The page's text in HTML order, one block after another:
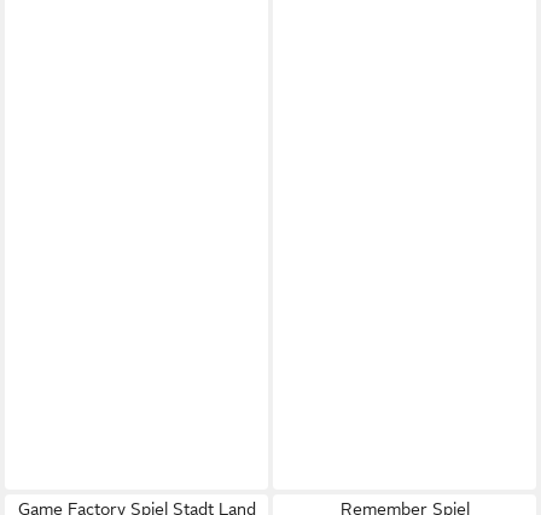
Game Factory Spiel Stadt Land Remember Spiel